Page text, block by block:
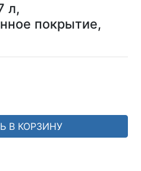
л,
покрытие,
В КОРЗИНУ